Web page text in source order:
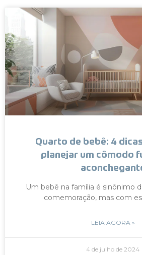
Quarto de bebê: 4
planejar um cômodo
Um bebê na família é sinônimo
comemoração, mas com
LEIA AGORA »
4 de julho de 2024